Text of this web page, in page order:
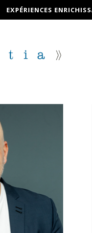
EXPÉRIENCES